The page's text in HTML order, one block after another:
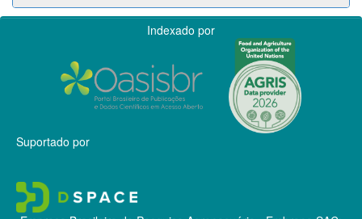
Indexado por
Suportado por